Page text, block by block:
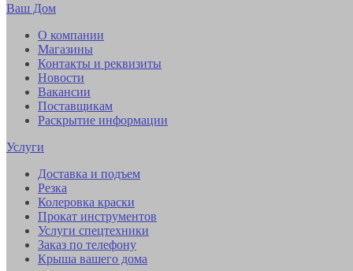
Ваш Дом
О компании
Магазины
Контакты и реквизиты
Новости
Вакансии
Поставщикам
Раскрытие информации
Услуги
Доставка и подъем
Резка
Колеровка краски
Прокат инструментов
Услуги спецтехники
Заказ по телефону
Крыша вашего дома